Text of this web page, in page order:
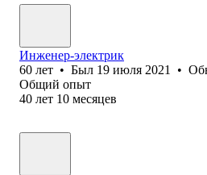
Инженер-электрик
60 лет • Был 19 июля 2021 •
Общий опыт
40 лет 10 месяцев